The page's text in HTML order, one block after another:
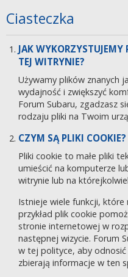
Ciasteczka
JAK
TEJ WITRYNIE?
Używamy plików znanych
wydajność i zwiększyć
Forum Subaru, zgadzasz
rodzaju pliki na Twoim
CZYM SĄ PLIKI COOKIE?
Pliki cookie to małe pliki
umieścić na komputerze
witrynie lub na
Istnieje wiele funkcji, które
przykład plik cookie
stronie internetowej w
następnej wizycie. Forum
w tej polityce, aby
zbierają informacje w ten